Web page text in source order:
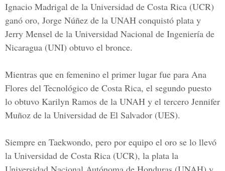
Ignacio Madrigal de la Universidad de Costa Rica (UCR)
ganó oro, Jorge Núñez de la UNAH conquistó plata y
Jerry Mensel de la Universidad Nacional de Ingeniería de
Nicaragua (UNI) obtuvo el bronce.
Mientras que en femenino el primer lugar fue para Ana
Flores del Tecnológico de Costa Rica, el segundo puesto
lo obtuvo Karilyn Ramos de la UNAH y el tercero Jennifer
Muñoz de la Universidad de El Salvador (UES).
Siempre en Taekwondo, pero por equipo el oro se lo llevó
la Universidad de Costa Rica (UCR), la plata la